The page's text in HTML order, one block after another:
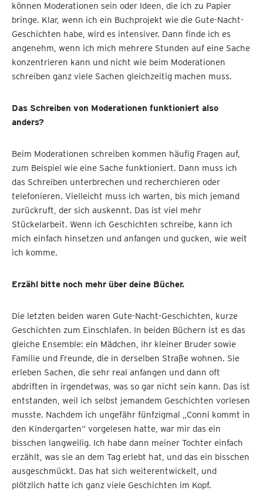
können Moderationen sein oder Ideen, die ich zu Papier
bringe. Klar, wenn ich ein Buchprojekt wie die Gute-Nacht-
Geschichten habe, wird es intensiver. Dann finde ich es
angenehm, wenn ich mich mehrere Stunden auf eine Sache
konzentrieren kann und nicht wie beim Moderationen
schreiben ganz viele Sachen gleichzeitig machen muss.
Das Schreiben von Moderationen funktioniert also
anders?
Beim Moderationen schreiben kommen häufig Fragen auf,
zum Beispiel wie eine Sache funktioniert. Dann muss ich
das Schreiben unterbrechen und recherchieren oder
telefonieren. Vielleicht muss ich warten, bis mich jemand
zurückruft, der sich auskennt. Das ist viel mehr
Stückelarbeit. Wenn ich Geschichten schreibe, kann ich
mich einfach hinsetzen und anfangen und gucken, wie weit
ich komme.
Erzähl bitte noch mehr über deine Bücher.
Die letzten beiden waren Gute-Nacht-Geschichten, kurze
Geschichten zum Einschlafen. In beiden Büchern ist es das
gleiche Ensemble: ein Mädchen, ihr kleiner Bruder sowie
Familie und Freunde, die in derselben Straße wohnen. Sie
erleben Sachen, die sehr real anfangen und dann oft
abdriften in irgendetwas, was so gar nicht sein kann. Das ist
entstanden, weil ich selbst jemandem Geschichten vorlesen
musste. Nachdem ich ungefähr fünfzigmal „Conni kommt in
den Kindergarten“ vorgelesen hatte, war mir das ein
bisschen langweilig. Ich habe dann meiner Tochter einfach
erzählt, was sie an dem Tag erlebt hat, und das ein bisschen
ausgeschmückt. Das hat sich weiterentwickelt, und
plötzlich hatte ich ganz viele Geschichten im Kopf.